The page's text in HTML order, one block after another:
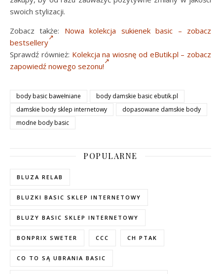
swoich stylizacji.
Zobacz także: Nowa kolekcja sukienek basic – zobacz
bestsellery
Sprawdź również: Kolekcja na wiosnę od eButik.pl – zobacz
zapowiedź nowego sezonu!
body basic bawełniane
body damskie basic ebutik.pl
damskie body sklep internetowy
dopasowane damskie body
modne body basic
POPULARNE
BLUZA RELAB
BLUZKI BASIC SKLEP INTERNETOWY
BLUZY BASIC SKLEP INTERNETOWY
BONPRIX SWETER CCC CH PTAK
CO TO SĄ UBRANIA BASIC